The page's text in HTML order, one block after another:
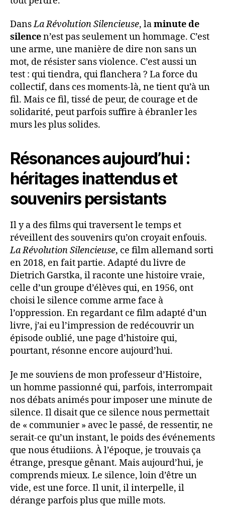
DansLa Révolution Silencieuse, laminute de
silencen’est pas seulement un hommage. C’est
une arme, une manière de dire non sans un
mot, de résister sans violence. C’est aussi un
test : qui tiendra, qui flanchera ? La force du
collectif, dans ces moments-là, ne tient qu’à un
fil. Mais ce fil, tissé de peur, de courage et de
solidarité, peut parfois suffire à ébranler les
murs les plus solides.
Résonances aujourd’hui :
héritages inattendus et
souvenirs persistants
Il y a des films qui traversent le temps et
réveillent des souvenirs qu’on croyait enfouis.
La Révolution Silencieuse, ce film allemand sorti
en 2018, en fait partie. Adapté du livre de
Dietrich Garstka, il raconte une histoire vraie,
celle d’un groupe d’élèves qui, en 1956, ont
choisi le silence comme arme face à
l’oppression. En regardant ce film adapté d’un
livre, j’ai eu l’impression de redécouvrir un
épisode oublié, une page d’histoire qui,
pourtant, résonne encore aujourd’hui.
Je me souviens de mon professeur d’Histoire,
un homme passionné qui, parfois, interrompait
nos débats animés pour imposer une minute de
silence. Il disait que ce silence nous permettait
de « communier » avec le passé, de ressentir, ne
serait-ce qu’un instant, le poids des événements
que nous étudiions. À l’époque, je trouvais ça
étrange, presque gênant. Mais aujourd’hui, je
comprends mieux. Le silence, loin d’être un
vide, est une force. Il unit, il interpelle, il
dérange parfois plus que mille mots.